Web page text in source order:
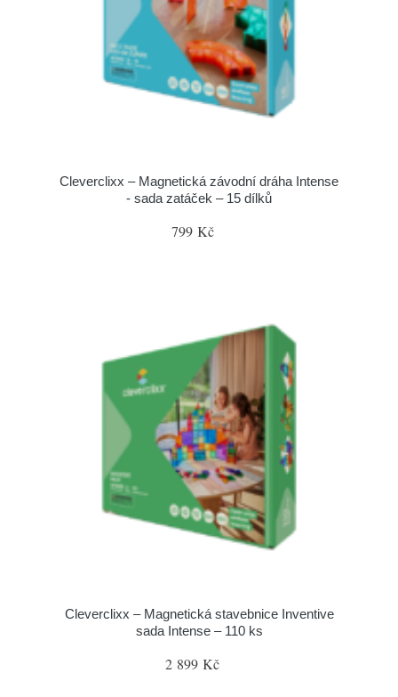
Cleverclixx – Magnetická závodní dráha Intense
- sada zatáček – 15 dílků
799 Kč
Cleverclixx – Magnetická stavebnice Inventive
sada Intense – 110 ks
2 899 Kč